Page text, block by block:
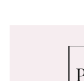
pielęgnacja
Włosy Farbowane